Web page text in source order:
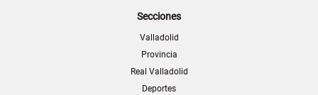
Secciones
Valladolid
Provincia
Real Valladolid
Deportes